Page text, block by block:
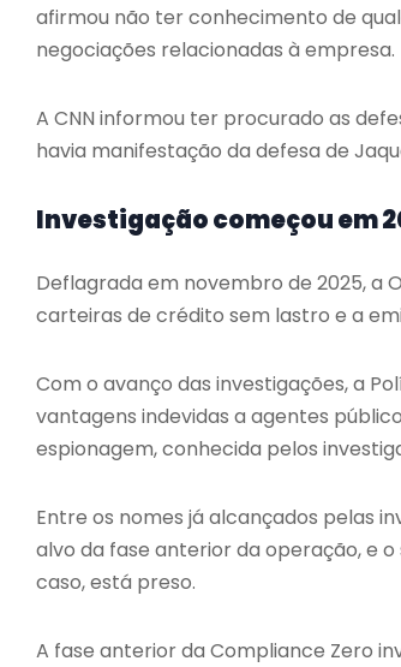
afirmou não ter conhecimento de
negociações relacionadas à empresa.
A CNN informou ter procurado as
havia manifestação da defesa de
Investigação começou em
Deflagrada em novembro de 2025, a
carteiras de crédito sem lastro e a
Com o avanço das investigações, a
vantagens indevidas a agentes
espionagem, conhecida pelos
Entre os nomes já alcançados pelas
alvo da fase anterior da operação, e
caso, está preso.
A fase anterior da Compliance Zero